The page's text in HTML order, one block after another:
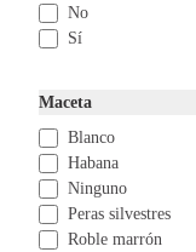
No
Sí
Maceta
Blanco
Habana
Ninguno
Peras silvestres
Roble marrón